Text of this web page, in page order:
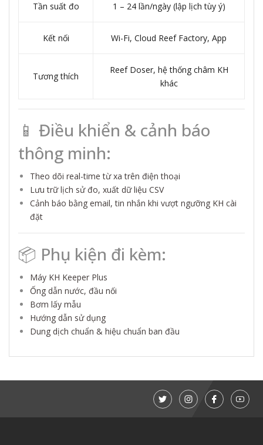
Tần suất đo 1 – 24 lần/ngày (lập lịch tùy ý)
Kết nối Wi-Fi, Cloud Reef Factory, App
Tương thích
Reef Doser, hệ thống châm KH
khác
📱 Điều khiển & cảnh báo
thông minh:
Theo dõi real-time từ xa trên điện thoại
Lưu trữ lịch sử đo, xuất dữ liệu CSV
Cảnh báo bằng email, tin nhắn khi vượt ngưỡng KH cài
đặt
📦 Phụ kiện đi kèm:
Máy KH Keeper Plus
Ống dẫn nước, đầu nối
Bơm lấy mẫu
Hướng dẫn sử dụng
Dung dịch chuẩn & hiệu chuẩn ban đầu